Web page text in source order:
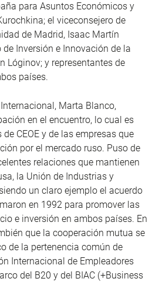
para Asuntos Económicos y
el viceconsejero de
de Madrid, Isaac Martín
Inversión e Innovación de la
Lóginov; y representantes de
países.
Marta Blanco,
en el encuentro, lo cual es
CEOE y de las empresas que
por el mercado ruso. Puso de
relaciones que mantienen
la Unión de Industrias y
un claro ejemplo el acuerdo
en 1992 para promover las
e inversión en ambos países. En
que la cooperación mutua se
de la pertenencia común de
Internacional de Empleadores
del B20 y del BIAC (+Business